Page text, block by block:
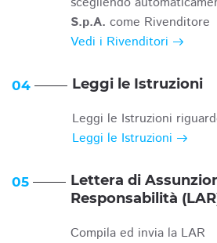
S.p.A. come Rivenditore
Vedi i Rivenditori
04 Leggi le Istruzioni
Leggi le Istruzioni
Leggi le Istruzioni
05
Lettera di
Responsabilità
Compila ed invia la LAR